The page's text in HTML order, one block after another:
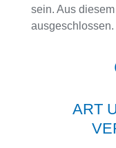
sein. Aus
ausgeschlossen.
ART